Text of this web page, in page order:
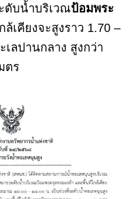
ดับน้ำบริเวณป้อมพระ
เคียงจะสูงราว 1.70 –
เลปานกลาง สูงกว่า
ตร